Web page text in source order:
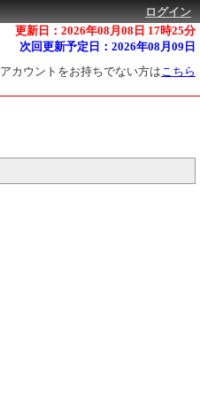
ログイン
更新日：2026年08月08日 17時25分
次回更新予定日：2026年08月09日
アカウントをお持ちでない方はこちら